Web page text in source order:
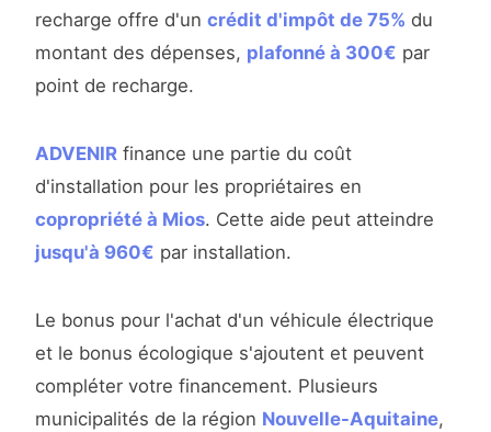
recharge offre d'un crédit d'impôt de 75% du
montant des dépenses, plafonné à 300€ par
point de recharge.
ADVENIR finance une partie du coût
d'installation pour les propriétaires en
copropriété à Mios. Cette aide peut atteindre
jusqu'à 960€ par installation.
Le bonus pour l'achat d'un véhicule électrique
et le bonus écologique s'ajoutent et peuvent
compléter votre financement. Plusieurs
municipalités de la région Nouvelle-Aquitaine,